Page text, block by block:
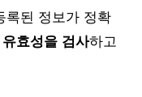
록된 정보가 정확
효성을 검사하고